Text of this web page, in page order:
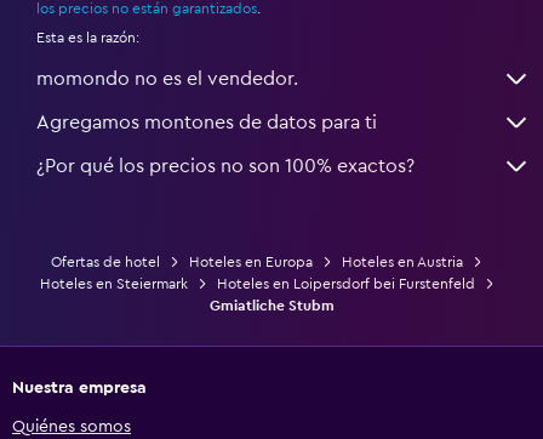
los precios no están garantizados
Esta es la razón:
momondo no es el vendedor.
Agregamos montones de datos para ti
¿Por qué los precios no son 100% exactos?
Ofertas de hotel Hoteles en Europa
Hoteles en Austria
Hoteles en Steiermark
Hoteles en Loipersdorf bei Furstenfeld
Gmiatliche Stubm
Nuestra empresa
Quiénes somos